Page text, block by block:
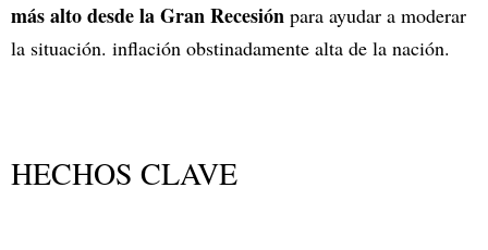
más alto desde la Gran Recesión para ayudar a moderar
la situación. inflación obstinadamente alta de la nación.
HECHOS CLAVE